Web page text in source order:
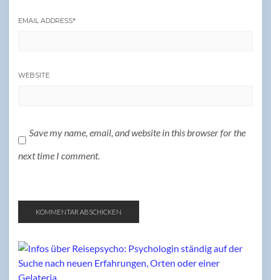
EMAIL ADDRESS*
WEBSITE
Save my name, email, and website in this browser for the
next time I comment.